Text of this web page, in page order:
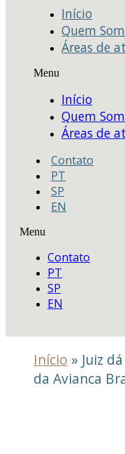
Início
Quem
Áreas de
Menu
Início
Quem
Áreas de
Contato
PT
SP
EN
Menu
Contato
PT
SP
EN
Início » Juiz
da Avianca